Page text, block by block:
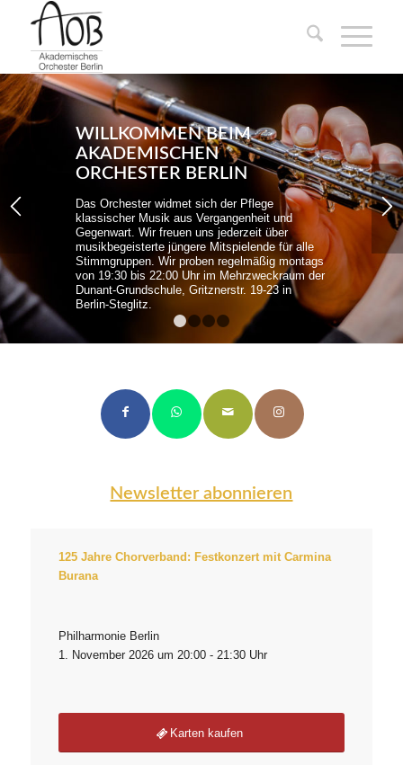
WILLKOMMEN BEIM
AKADEMISCHEN
ORCHESTER BERLIN
Das Orchester widmet sich der Pflege
klassischer Musik aus Vergangenheit und
Gegenwart. Wir freuen uns jederzeit über
musikbegeisterte jüngere Mitspielende für alle
Stimmgruppen. Wir proben regelmäßig montags
von 19:30 bis 22:00 Uhr im Mehrzweckraum der
Dunant-Grundschule, Gritznerstr. 19-23 in
Berlin-Steglitz.
Newsletter abonnieren
125 Jahre Chorverband: Festkonzert mit Carmina
Burana
Philharmonie Berlin
1. November 2026 um 20:00 - 21:30 Uhr
Karten kaufen